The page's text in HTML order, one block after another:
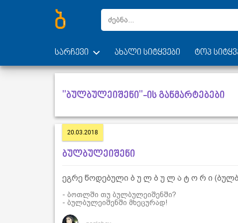
სარჩევი ახალი სიტყვები ტოპ
"ბულბულეიშენი"-ის განმარტებები
20.03.2018
ბულბულეიშენი
ეგრე წოდებული ბ უ ლ ბ უ ლ ა ტ ო რ ი
- ბოთლში თუ ბულბულეიშენში?
- ბულბულეიშენში მხეცურად!